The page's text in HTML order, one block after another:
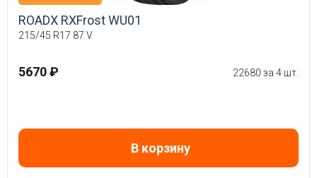
ROADX RXFrost WU01
215/45 R17 87 V
5670 ₽ 22680 за 4 шт.
В корзину